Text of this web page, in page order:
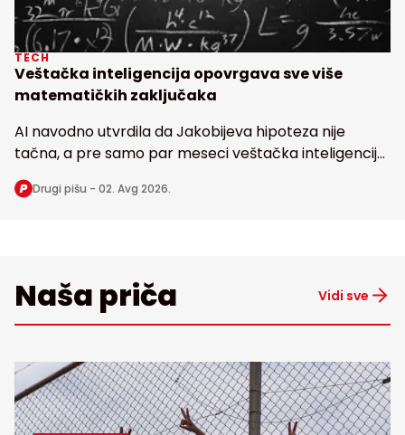
TECH
Veštačka inteligencija opovrgava sve više
matematičkih zaključaka
AI navodno utvrdila da Jakobijeva hipoteza nije
tačna, a pre samo par meseci veštačka inteligencija
dovela u pitanje i poznatu Erdoševu hipotezu, obe
stare bezmalo 100 godina
Drugi pišu - 02. Avg 2026.
Naša priča Vidi sve